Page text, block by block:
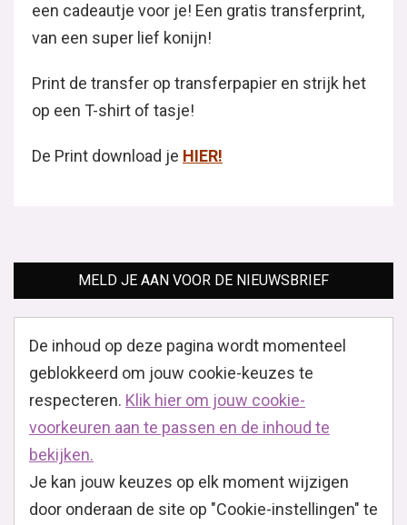
een cadeautje voor je! Een gratis transferprint,
van een super lief konijn!
Print de transfer op transferpapier en strijk het
op een T-shirt of tasje!
De Print download je HIER!
MELD JE AAN VOOR DE NIEUWSBRIEF
De inhoud op deze pagina wordt momenteel
geblokkeerd om jouw cookie-keuzes te
respecteren. Klik hier om jouw cookie-
voorkeuren aan te passen en de inhoud te
bekijken.
Je kan jouw keuzes op elk moment wijzigen
door onderaan de site op "Cookie-instellingen" te